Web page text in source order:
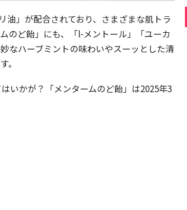
油」が配合されており、さまざまな肌トラ
のど飴」にも、「l-メントール」「ユーカ
なハーブミントの味わいやスーッとした清
。
いかが？「メンタームのど飴」は2025年3